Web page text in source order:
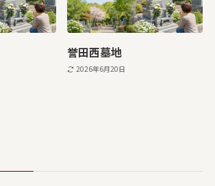
誉田西墓地
2026年6月20日